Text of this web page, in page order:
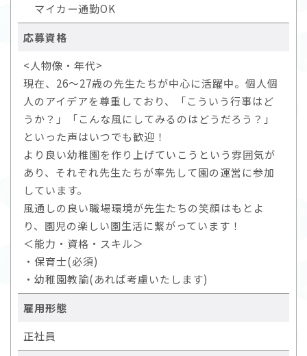
マイカー通勤OK
応募資格
<人物像・年代>
現在、26～27歳の先生たちが中心に活躍中。個人個
人のアイデアを尊重しており、「こういう行事はど
うか？」「こんな風にしてみるのはどうだろう？」
といった声はいつでも歓迎！
より良い幼稚園を作り上げていこうという雰囲気が
あり、それぞれ先生たちが率先して園の運営に参加
しています。
風通しの良い職場環境が先生たちの笑顔はもとよ
り、園児の楽しい園生活に繋がっています！
＜能力・資格・スキル＞
・保育士(必須)
・幼稚園教諭(あれば考慮いたします)
雇用形態
正社員